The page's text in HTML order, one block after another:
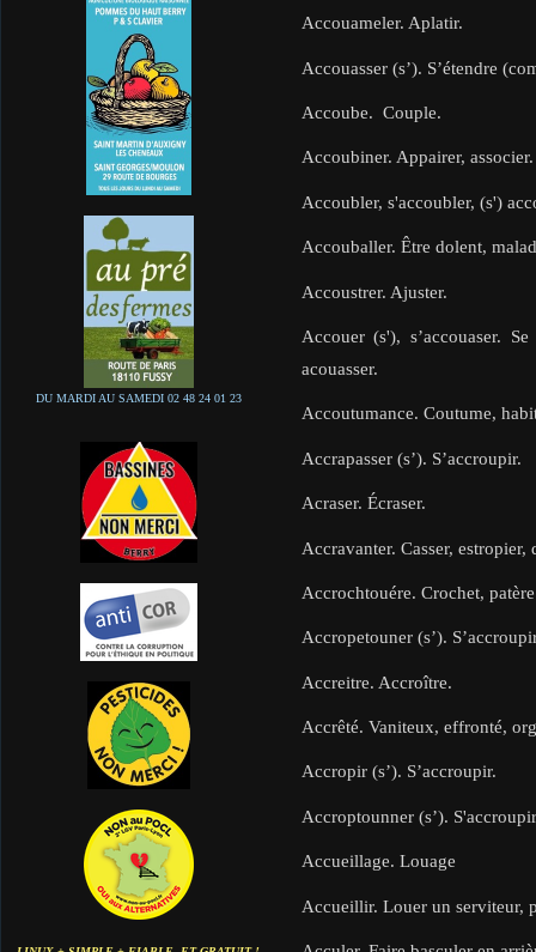
DU MARDI AU SAMEDI 02 48 24 01 23
Accouameler. Aplatir.
Accouasser (s’). S’étendre
Accoube. Couple.
Accoubiner. Appairer, associer.
Accoubler, s'accoubler, (s')
Accouballer. Être dolent,
Accoustrer. Ajuster.
Accouer (s'), s’accouaser.
acouasser.
Accoutumance. Coutume,
Accrapasser (s’). S’accroupir.
Acraser. Écraser.
Accravanter. Casser, estropier,
Accrochtouére. Crochet,
Accropetouner (s’).
Accreitre. Accroître.
Accrêté. Vaniteux, effronté,
Accropir (s’). S’accroupir.
Accroptounner (s’). S'accroupir
Accueillage. Louage
Accueillir. Louer un serviteur,